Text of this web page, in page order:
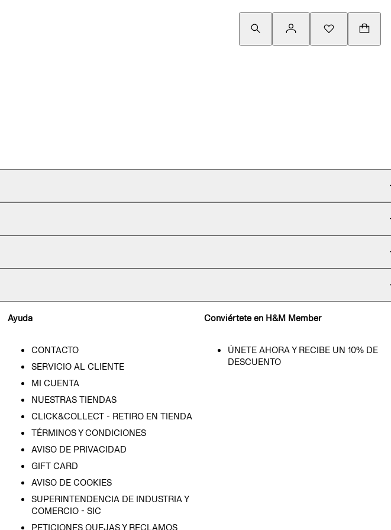
Ayuda
CONTACTO
SERVICIO AL CLIENTE
MI CUENTA
NUESTRAS TIENDAS
CLICK&COLLECT - RETIRO EN TIENDA
TÉRMINOS Y CONDICIONES
AVISO DE PRIVACIDAD
GIFT CARD
AVISO DE COOKIES
SUPERINTENDENCIA DE INDUSTRIA Y
COMERCIO - SIC
PETICIONES QUEJAS Y RECLAMOS
Conviértete en H&M Member
ÚNETE AHORA Y RECIBE UN 10% DE
DESCUENTO